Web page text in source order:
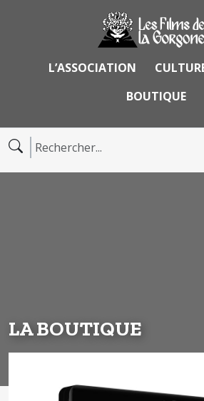
L’ASSOCIATION
BOUTIQUE
LA BOUTIQUE